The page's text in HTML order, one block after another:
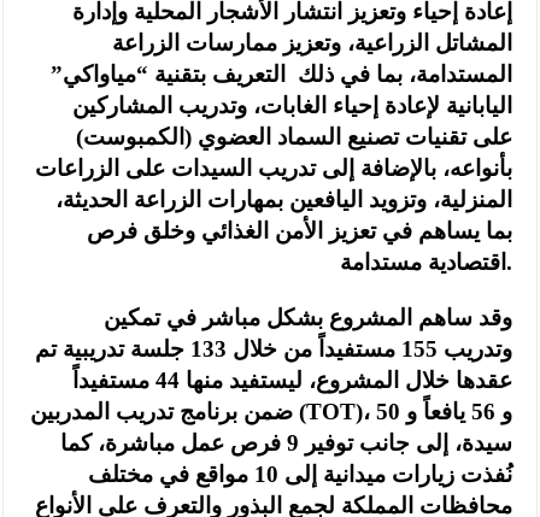
إعادة إحياء وتعزيز انتشار الأشجار المحلية وإدارة
المشاتل الزراعية، وتعزيز ممارسات الزراعة
المستدامة، بما في ذلك التعريف بتقنية “مياواكي”
اليابانية لإعادة إحياء الغابات، وتدريب المشاركين
على تقنيات تصنيع السماد العضوي (الكمبوست)
بأنواعه، بالإضافة إلى تدريب السيدات على الزراعات
المنزلية، وتزويد اليافعين بمهارات الزراعة الحديثة،
بما يساهم في تعزيز الأمن الغذائي وخلق فرص
اقتصادية مستدامة.
وتدريب 155 مستفيداً من خلال 133 جلسة تدريبية تم
عقدها خلال المشروع، ليستفيد منها 44 مستفيداً
ضمن برنامج تدريب المدربين (TOT)، و 56 يافعاً و 50
سيدة، إلى جانب توفير 9 فرص عمل مباشرة، كما
نُفذت زيارات ميدانية إلى 10 مواقع في مختلف
محافظات المملكة لجمع البذور والتعرف على الأنواع